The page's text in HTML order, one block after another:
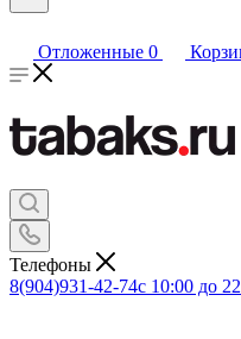
Отложенные 0
Телефоны
8(904)931-42-74с 10:00 до